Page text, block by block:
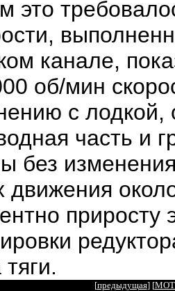
это
канале,
об/мин
с
часть и
без
движения
[предыдущая] [